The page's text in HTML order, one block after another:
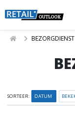
BEZORGDIENST
SORTEER: DATUM